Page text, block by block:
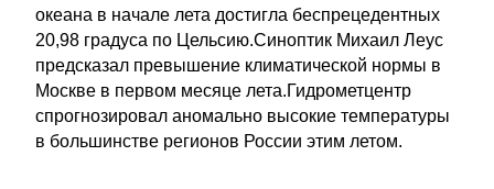
океана в начале лета достигла беспрецедентных
20,98 градуса по Цельсию.Синоптик Михаил Леус
предсказал превышение климатической нормы в
Москве в первом месяце лета.Гидрометцентр
спрогнозировал аномально высокие температуры
в большинстве регионов России этим летом.